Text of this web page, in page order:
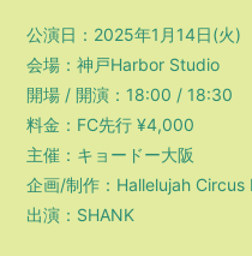
公演日：2025年1月14日(火)
会場：神戸Harbor Studio
開場 / 開演：18:00 / 18:30
料金：FC先行 ¥4,000
主催：キョードー大阪
企画/制作：Hallelujah Circus
出演：SHANK